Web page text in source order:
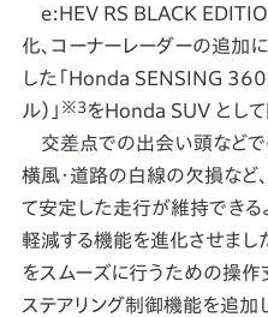
e:HEV RS BLACK
化、コーナーレーダーの追加
した「Honda SENSING 360
ル）」 ※3をHonda SUV として
交差点での出会い頭などで
横風・道路の白線の欠損など
て安定した走行が維持できる
軽減する機能を進化させまし
をスムーズに行うための操作
ステアリング制御機能を追加